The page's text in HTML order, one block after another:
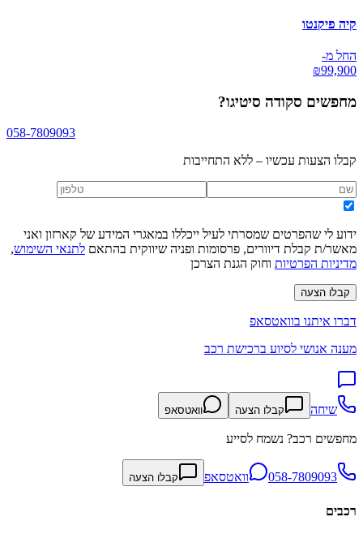
קיה פיקנטו
החל מ-
₪99,900
מחפשים סקודה סיטיגו?
058-7809093
קבלו הצעות עכשיו – ללא התחייבות
ידוע לי שהפרטים שמסרתי לעיל ייכללו במאגרי המידע של קארזון ואני
מאשר/ת קבלת דיוורים, פרסומות ופניה שיווקית בהתאם לתנאי השימוש,
מדיניות הפרטיות וחוק הגנת הצרכן
קבלו הצעה
דברו איתנו בוואטסאפ
מענה אנושי לסיוע ברכישת רכב
שיחה קבלו הצעה וואטסאפ
מחפשים רכב? נשמח לסייע
058-7809093 וואטסאפ קבלו הצעה
רכבים